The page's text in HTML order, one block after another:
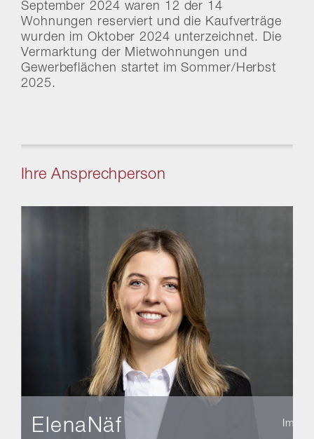
September 2024 waren 12 der 14
Wohnungen reserviert und die Kaufverträge
wurden im Oktober 2024 unterzeichnet. Die
Vermarktung der Mietwohnungen und
Gewerbeflächen startet im Sommer/Herbst
2025.
Ihre Ansprechperson
ElenaNäf